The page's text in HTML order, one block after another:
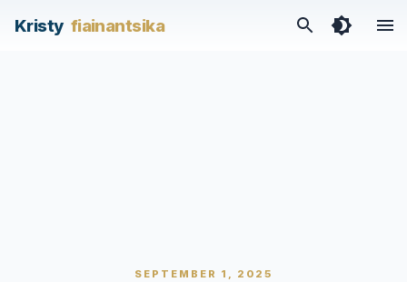
Kristy fiainantsika
SEPTEMBER 1, 2025